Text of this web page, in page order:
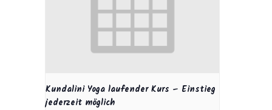
Kundalini Yoga laufender Kurs – Einstieg
jederzeit möglich